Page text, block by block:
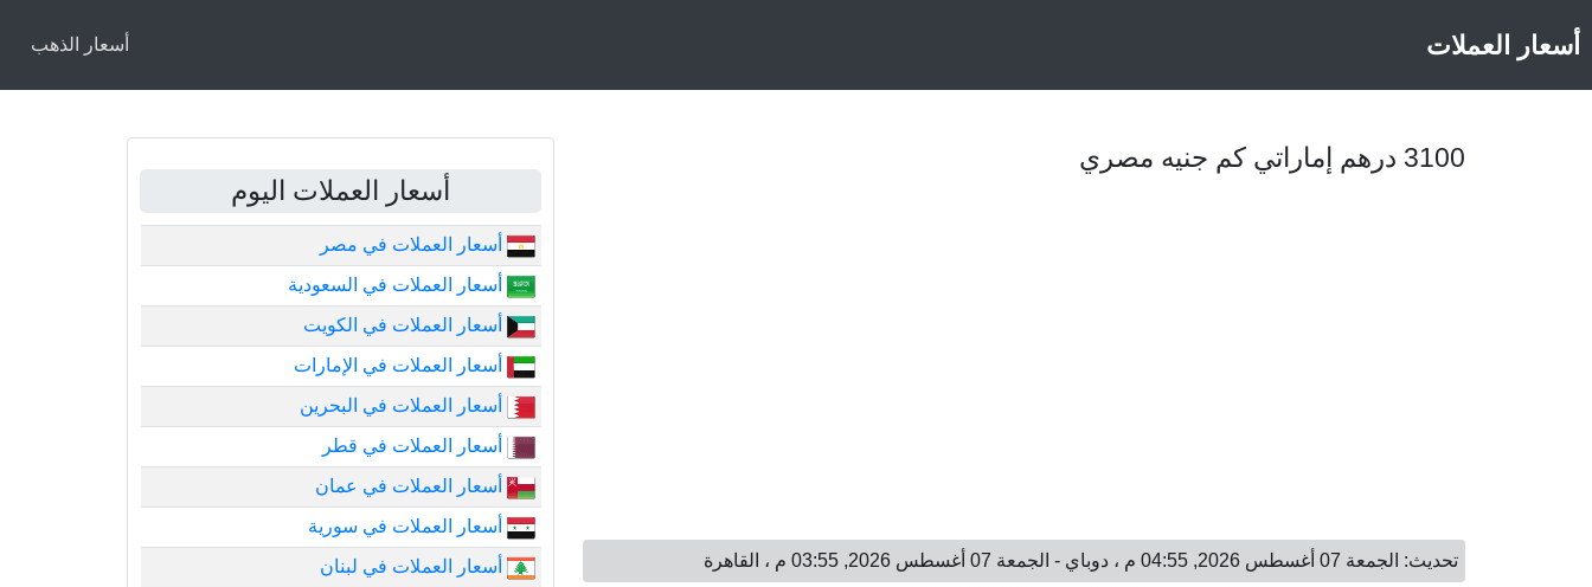
أسعار العملات أسعار الذهب
3100 درهم إماراتي كم جنيه مصري
تحديث: الجمعة 07 أغسطس 2026, 04:55 م ، دوباي - الجمعة 07 أغسطس 2026, 03:55 م ، القاهرة
أسعار العملات اليوم
أسعار العملات في مصر
أسعار العملات في السعودية
أسعار العملات في الكويت
أسعار العملات في الإمارات
أسعار العملات في البحرين
أسعار العملات في قطر
أسعار العملات في عمان
أسعار العملات في سورية
أسعار العملات في لبنان